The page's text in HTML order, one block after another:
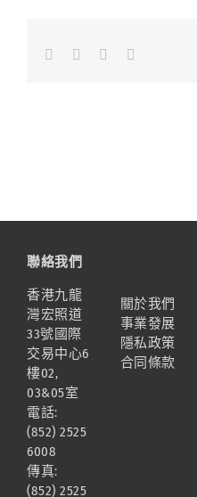
FacebookLinkedInWhatsapp
聯絡我們
香港九龍
灣宏照道
33號國際
交易中心6
樓02,
03&05室
電話:
(852) 2525
6008
傳真:
(852) 2525
關於我們
事業發展
隱私政策
合同條款